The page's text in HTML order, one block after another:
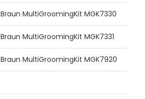
Braun MultiGroomingKit MGK7330
Braun MultiGroomingKit MGK7331
Braun MultiGroomingKit MGK7920